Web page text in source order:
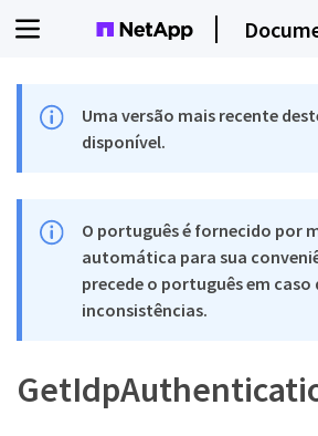
Uma versão mais recente
disponível.
O português é fornecido por
automática para sua
precede o português em caso
inconsistências.